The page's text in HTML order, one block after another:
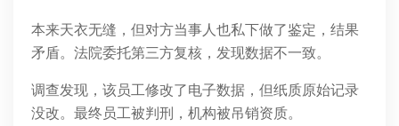
本来天衣无缝，但对方当事人也私下做了鉴定，结果
矛盾。法院委托第三方复核，发现数据不一致。
调查发现，该员工修改了电子数据，但纸质原始记录
没改。最终员工被判刑，机构被吊销资质。